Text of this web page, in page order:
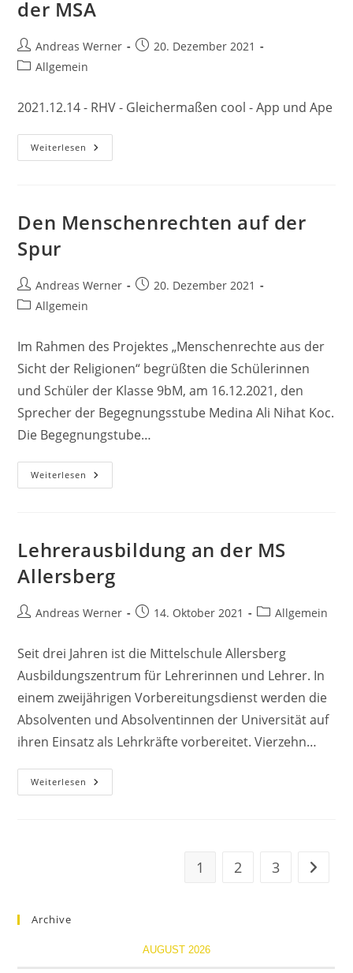
der MSA
Beitrags-
Autor:
Andreas Werner
Beitrag20. Dezember 2021
Beitrags-
Allgemein
2021.12.14 - RHV - Gleichermaßen cool - App und Ape
Weiterlesen Unternehmerfabrik
Des
Der
Den Menschenrechten auf der
Spur
Beitrags-
Autor:
Andreas Werner
Beitrag20. Dezember 2021
Beitrags-
Allgemein
Im Rahmen des Projektes „Menschenrechte aus der
Sicht der Religionen“ begrüßten die Schülerinnen
und Schüler der Klasse 9bM, am 16.12.2021, den
Sprecher der Begegnungsstube Medina Ali Nihat Koc.
Die Begegnungstube…
Weiterlesen Den
Menschenrechten
Lehrerausbildung an der MS
Allersberg
Beitrags-
Andreas Werner
Beitrag14. Oktober 2021
Beitrags-
Allgemein
Seit drei Jahren ist die Mittelschule Allersberg
Ausbildungszentrum für Lehrerinnen und Lehrer. In
einem zweijährigen Vorbereitungsdienst werden die
Absolventen und Absolventinnen der Universität auf
ihren Einsatz als Lehrkräfte vorbereitet. Vierzehn…
Weiterlesen Lehrerausbildung
An
1 2 3 Gehe
Archive
AUGUST 2026